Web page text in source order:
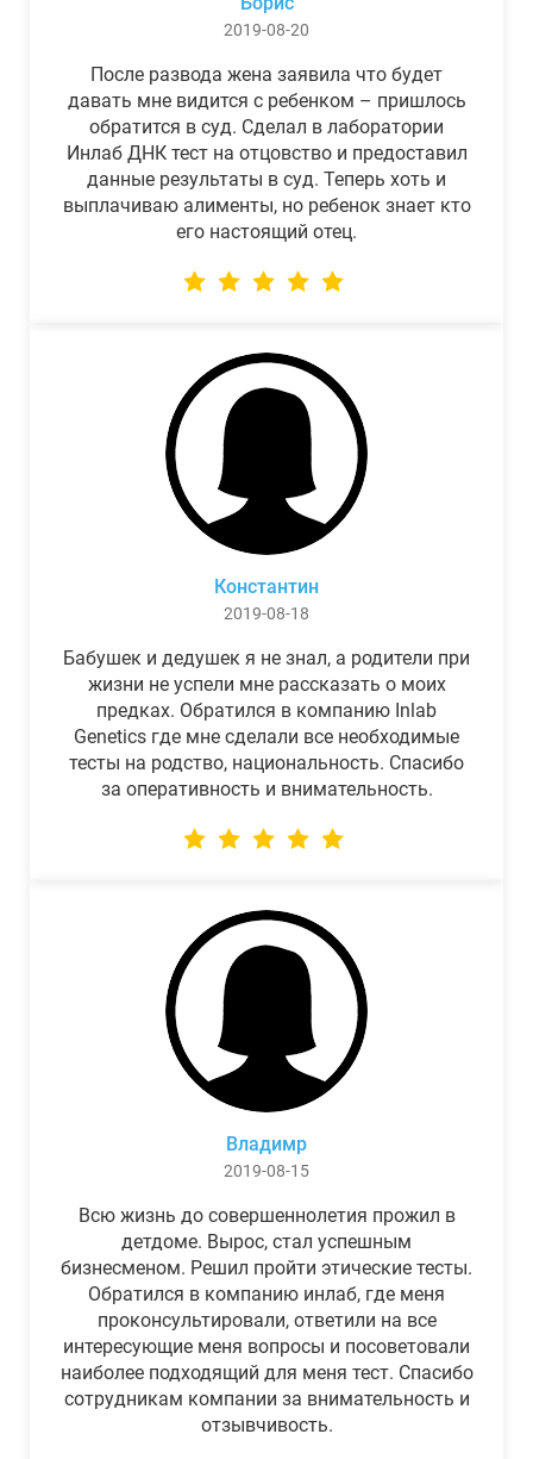
2019-08-20
После развода жена заявила что будет
давать мне видится с ребенком – пришлось
обратится в суд. Сделал в лаборатории
Инлаб ДНК тест на отцовство и предоставил
данные результаты в суд. Теперь хоть и
выплачиваю алименты, но ребенок знает кто
его настоящий отец.
Константин
2019-08-18
Бабушек и дедушек я не знал, а родители при
жизни не успели мне рассказать о моих
предках. Обратился в компанию Inlab
Genetics где мне сделали все необходимые
тесты на родство, национальность. Спасибо
за оперативность и внимательность.
Владимр
2019-08-15
Всю жизнь до совершеннолетия прожил в
детдоме. Вырос, стал успешным
бизнесменом. Решил пройти этические тесты.
Обратился в компанию инлаб, где меня
проконсультировали, ответили на все
интересующие меня вопросы и посоветовали
наиболее подходящий для меня тест. Спасибо
сотрудникам компании за внимательность и
отзывчивость.